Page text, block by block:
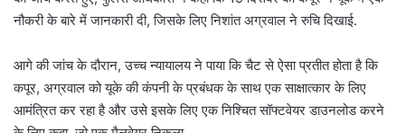
नौकरी के बारे में जानकारी दी, जिसके लिए निशांत अग्रवाल ने रुचि दिखाई.
आगे की जांच के दौरान, उच्च न्यायालय ने पाया कि चैट से ऐसा प्रतीत होता है कि
कपूर, अग्रवाल को यूके की कंपनी के प्रबंधक के साथ एक साक्षात्कार के लिए
आमंत्रित कर रहा है और उसे इसके लिए एक निश्चित सॉफ्टवेयर डाउनलोड करने